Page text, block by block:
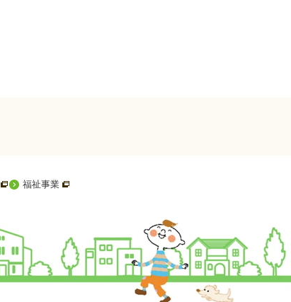
新規ウィンドウを開きます
福祉事業新規ウィンドウを開きます